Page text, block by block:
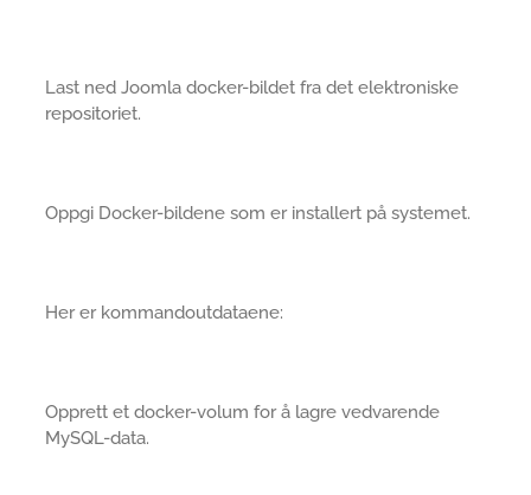
Last ned Joomla docker-bildet fra det elektroniske
repositoriet.
Oppgi Docker-bildene som er installert på systemet.
Her er kommandoutdataene:
Opprett et docker-volum for å lagre vedvarende
MySQL-data.